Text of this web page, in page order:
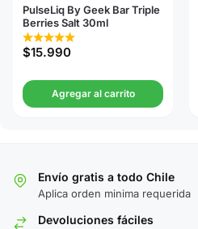
PulseLiq By Geek Bar Triple
Berries Salt 30ml
$15.990
Agregar al carrito
Envío gratis a todo Chile
Aplica orden minima requerida
Devoluciones fáciles